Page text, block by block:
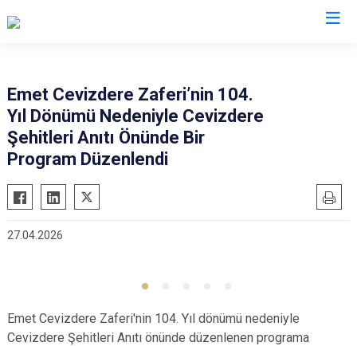
Altıntaş
Aslanapa
Domaniç
Gediz
Emet Cevizdere Zaferi’nin 104.
Yıl Dönümü Nedeniyle Cevizdere
Şehitleri Anıtı Önünde Bir
Program Düzenlendi
27.04.2026
Emet Cevizdere Zaferi'nin 104. Yıl dönümü nedeniyle
Cevizdere Şehitleri Anıtı önünde düzenlenen programa